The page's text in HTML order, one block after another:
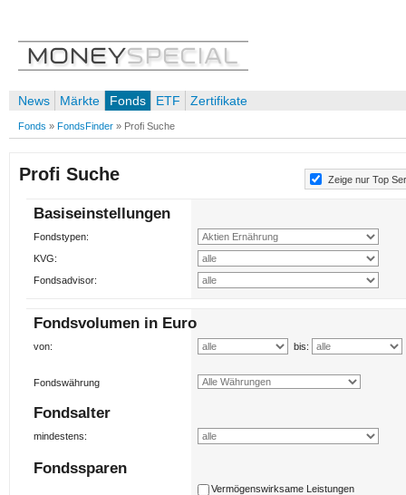
News Märkte Fonds ETF Zertifikate
Fonds » FondsFinder » Profi Suche
Profi Suche Zeige nur Top
Basiseinstellungen
Fondstypen:
KVG:
Fondsadvisor:
Fondsvolumen in Euro
von: bis:
Fondswährung
Fondsalter
mindestens:
Fondssparen
Vermögenswirksame Leistungen